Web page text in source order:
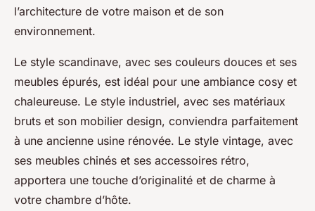
l’architecture de votre maison et de son
environnement.
Le style scandinave, avec ses couleurs douces et ses
meubles épurés, est idéal pour une ambiance cosy et
chaleureuse. Le style industriel, avec ses matériaux
bruts et son mobilier design, conviendra parfaitement
à une ancienne usine rénovée. Le style vintage, avec
ses meubles chinés et ses accessoires rétro,
apportera une touche d’originalité et de charme à
votre chambre d’hôte.